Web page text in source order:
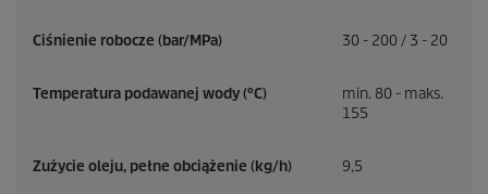
Ciśnienie robocze (bar/MPa) 30 - 200 / 3 - 20
Temperatura podawanej wody (°C)
min. 80 - maks.
155
Zużycie oleju, pełne obciążenie (kg/h) 9,5